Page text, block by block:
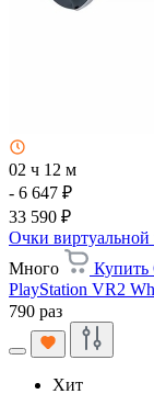
02 ч 12 м
- 6 647 ₽
33 590 ₽
Очки виртуальной
Много
Купить
PlayStation VR2
790 раз
Хит